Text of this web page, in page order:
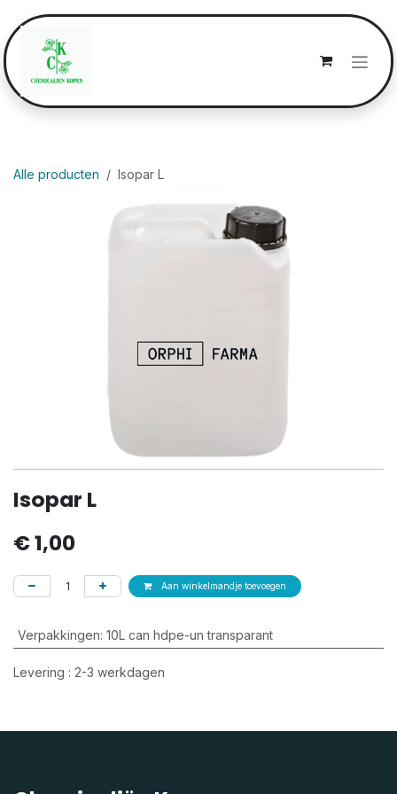
Alle producten Isopar L
Isopar L
€1,00
Aan winkelmandje toevoegen
Verpakkingen: 10L can hdpe-un transparant
Levering : 2-3 werkdagen